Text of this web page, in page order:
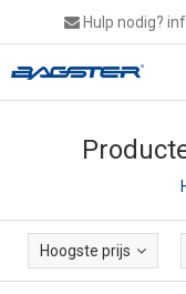
Hulp nodig?
Hoogste prijs